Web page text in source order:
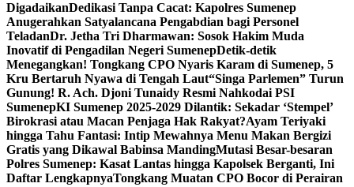
DigadaikanDedikasi Tanpa Cacat: Kapolres Sumenep
Anugerahkan Satyalancana Pengabdian bagi Personel
TeladanDr. Jetha Tri Dharmawan: Sosok Hakim Muda
Inovatif di Pengadilan Negeri SumenepDetik-detik
Menegangkan! Tongkang CPO Nyaris Karam di Sumenep, 5
Kru Bertaruh Nyawa di Tengah Laut“Singa Parlemen” Turun
Gunung! R. Ach. Djoni Tunaidy Resmi Nahkodai PSI
SumenepKI Sumenep 2025-2029 Dilantik: Sekadar ‘Stempel’
Birokrasi atau Macan Penjaga Hak Rakyat?Ayam Teriyaki
hingga Tahu Fantasi: Intip Mewahnya Menu Makan Bergizi
Gratis yang Dikawal Babinsa MandingMutasi Besar-besaran
Polres Sumenep: Kasat Lantas hingga Kapolsek Berganti, Ini
Daftar LengkapnyaTongkang Muatan CPO Bocor di Perairan